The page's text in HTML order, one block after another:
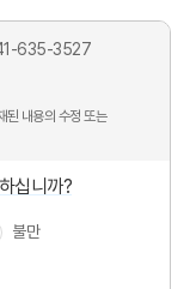
635-3527
된 내용의 수정 또는
십니까?
불만